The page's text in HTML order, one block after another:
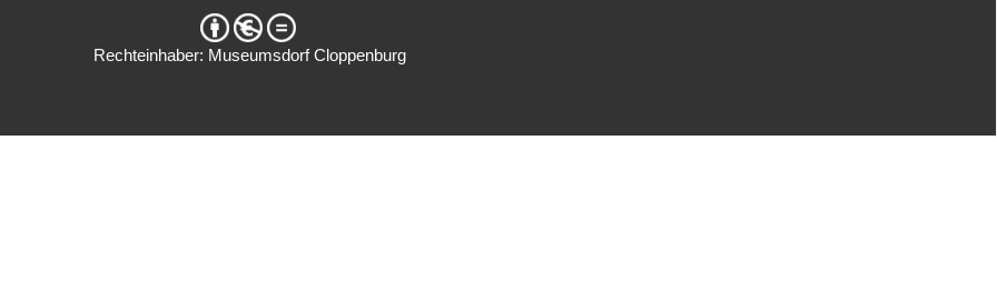
Rechteinhaber: Museumsdorf Cloppenburg